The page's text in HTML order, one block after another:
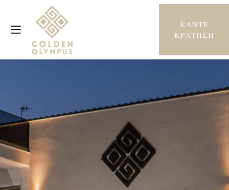
ΚΆΝΤΕ
ΚΡΆΤΗΣΗ